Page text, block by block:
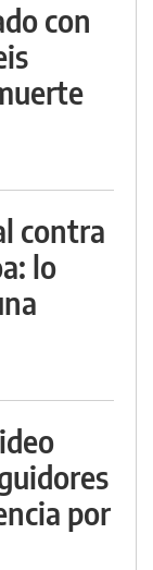
con
contra
lo
por